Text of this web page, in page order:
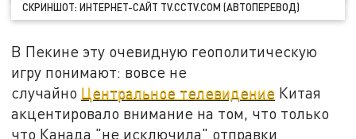
СКРИНШОТ: ИНТЕРНЕТ-САЙТ TV.CCTV.COM (АВТОПЕРЕВОД)
В Пекине эту очевидную геополитическую
игру понимают: вовсе не
случайно Центральное телевидение Китая
акцентировало внимание на том, что только
что Канада "не исключила" отправки